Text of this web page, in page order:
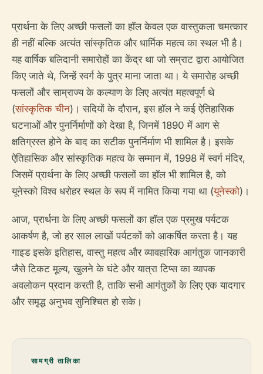
प्रार्थना के लिए अच्छी फसलों का हॉल केवल एक वास्तुकला चमत्कार
ही नहीं बल्कि अत्यंत सांस्कृतिक और धार्मिक महत्व का स्थल भी है।
यह वार्षिक बलिदानी समारोहों का केंद्र था जो सम्राट द्वारा आयोजित
किए जाते थे, जिन्हें स्वर्ग के पुत्र माना जाता था। ये समारोह अच्छी
फसलों और साम्राज्य के कल्याण के लिए अत्यंत महत्वपूर्ण थे
(सांस्कृतिक चीन)। सदियों के दौरान, इस हॉल ने कई ऐतिहासिक
घटनाओं और पुनर्निर्माणों को देखा है, जिनमें 1890 में आग से
क्षतिग्रस्त होने के बाद का सटीक पुनर्निर्माण भी शामिल है। इसके
ऐतिहासिक और सांस्कृतिक महत्व के सम्मान में, 1998 में स्वर्ग मंदिर,
जिसमें प्रार्थना के लिए अच्छी फसलों का हॉल भी शामिल है, को
यूनेस्को विश्व धरोहर स्थल के रूप में नामित किया गया था (यूनेस्को)।
आज, प्रार्थना के लिए अच्छी फसलों का हॉल एक प्रमुख पर्यटक
आकर्षण है, जो हर साल लाखों पर्यटकों को आकर्षित करता है। यह
गाइड इसके इतिहास, वास्तु महत्व और व्यावहारिक आगंतुक जानकारी
जैसे टिकट मूल्य, खुलने के घंटे और यात्रा टिप्स का व्यापक
अवलोकन प्रदान करती है, ताकि सभी आगंतुकों के लिए एक यादगार
और समृद्ध अनुभव सुनिश्चित हो सके।
सामग्री तालिका